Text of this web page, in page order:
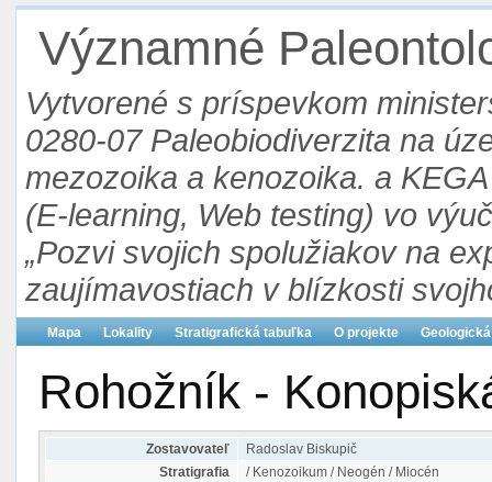
Významné
Vytvorené s príspevkom
0280-07 Paleobiodiverzita na
mezozoika a kenozoika. a
(E-learning, Web testing) vo
„Pozvi svojich spolužiakov na
zaujímavostiach v blízkosti
Mapa Lokality Stratigrafická tabuľka O projekte
Rohožník -
Zostavovateľ
Radoslav Biskupič
Stratigrafia
/ Kenozoikum / Neogén / Miocén